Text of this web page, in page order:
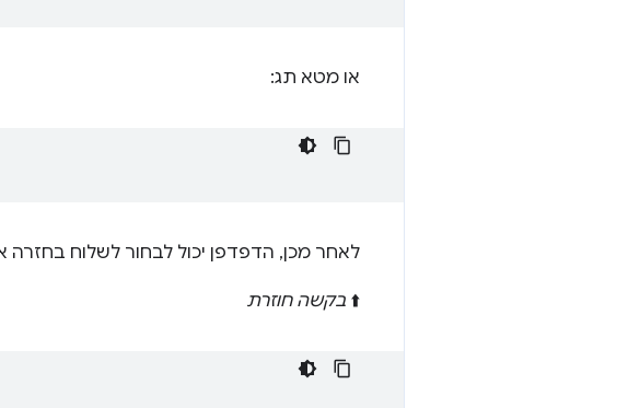
או מטא תג:
לאחר מכן, הדפדפן יכול לבחור לשלוח
⬆️ בקשה חוזרת